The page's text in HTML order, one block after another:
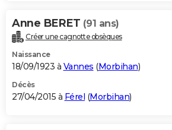
Anne BERET (91 ans)
Créer une cagnotte obsèques
Naissance
18/09/1923 à Vannes (Morbihan)
Décès
27/04/2015 à Férel (Morbihan)